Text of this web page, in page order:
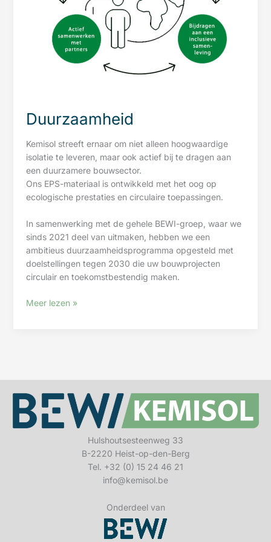
Duurzaamheid
Kemisol streeft ernaar om niet alleen hoogwaardige
isolatie te leveren, maar ook actief bij te dragen aan
een duurzamere bouwsector.
Ons EPS-materiaal is ontwikkeld met het oog op
ecologische prestaties en circulaire toepassingen.
In samenwerking met de gehele BEWI-groep, waar we
sinds 2021 deel van uitmaken, hebben we een
ambitieus duurzaamheidsprogramma opgesteld met
doelstellingen tegen 2030 die uw bouwprojecten
circulair en toekomstbestendig maken.
Duurzaamheid
Meer lezen »
Hulshoutsesteenweg 33
B-2220 Heist-op-den-Berg
Tel. +32 (0) 15 24 46 21
info@kemisol.be
Onderdeel van